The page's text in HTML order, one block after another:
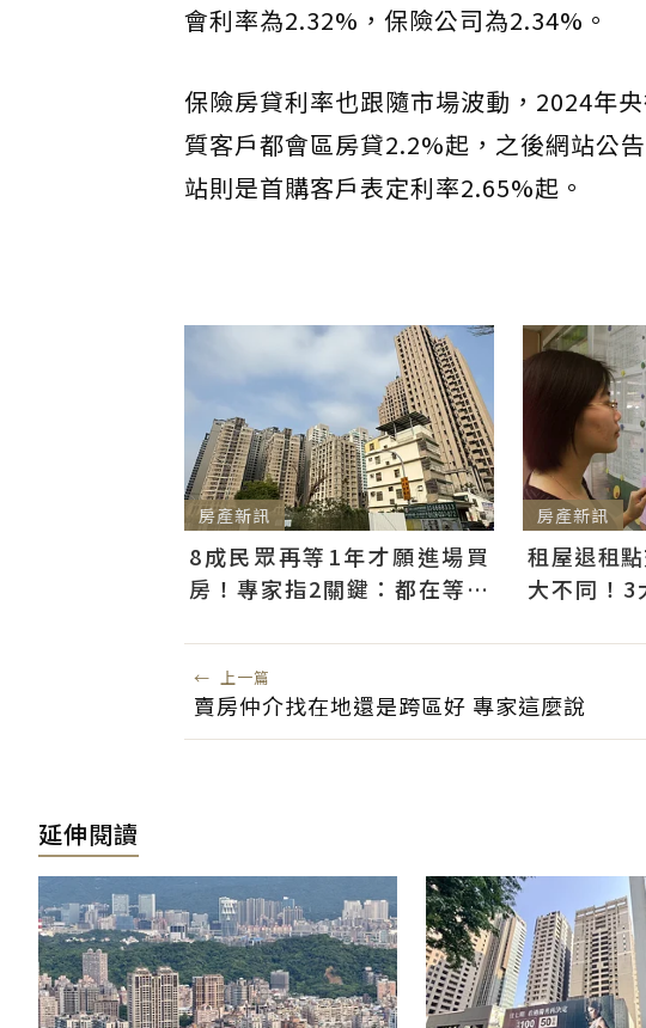
會利率為2.32%，保險公司為2.34%。
保險房貸利率也跟隨市場波動，2024年
質客戶都會區房貸2.2%起，之後網站公
站則是首購客戶表定利率2.65%起。
房產新訊
8成民眾再等1年才願進場買
房！專家指2關鍵：都在等大
房產新訊
租屋退租
大不同！3
← 上一篇
賣房仲介找在地還是跨區好 專家這麼說
延伸閱讀